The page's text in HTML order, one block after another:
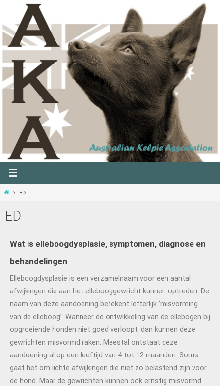
ED
ED
Wat is elleboogdysplasie, symptomen, diagnose en
behandelingen
Elleboogdysplasie is een verzamelnaam voor een aantal
afwijkingen die aan het ellebooggewricht kunnen optreden. De
naam van deze aandoening betekent letterlijk ‘misvorming
van de elleboog’. Wanneer de ontwikkeling van de ellebogen bij
opgroeiende honden niet goed verloopt, dan kunnen deze
gewrichten misvormd raken. Meestal ontstaat deze
aandoening al op een leeftijd van 4 tot 12 maanden. Soms
gaat het om lichte afwijkingen die niet zo belastend zijn voor
de hond. Maar de gewrichten kunnen ook ernstig misvormd